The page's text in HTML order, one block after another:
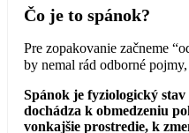
Čo je to spánok?
Pre zopakovanie začneme
by nemal rád odborné
Spánok je fyziologický
dochádza k obmedzeniu
vonkajšie prostredie, k